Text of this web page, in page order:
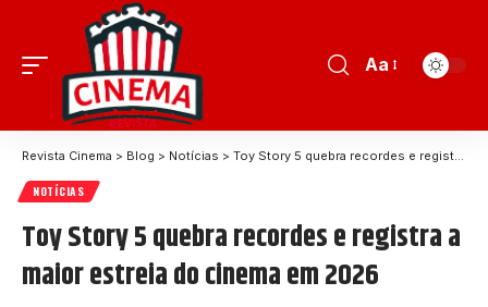
Aa
Revista Cinema > Blog > Notícias > Toy Story 5 quebra recordes e registra a maior estreia do cinema em 2026
NOTÍCIAS
Toy Story 5 quebra recordes e registra a
maior estreia do cinema em 2026